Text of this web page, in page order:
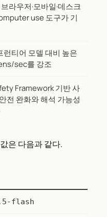
라우저·모바일·데스크
use 도구가 기
티어 모델 대비 높은
sec를 강조
Framework 기반 사
전 완화와 해석 가능성
은 다음과 같다.
flash